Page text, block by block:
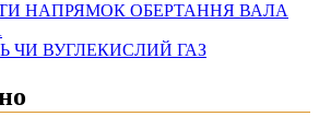
НАПРЯМОК ОБЕРТАННЯ ВАЛА
ЧИ ВУГЛЕКИСЛИЙ ГАЗ